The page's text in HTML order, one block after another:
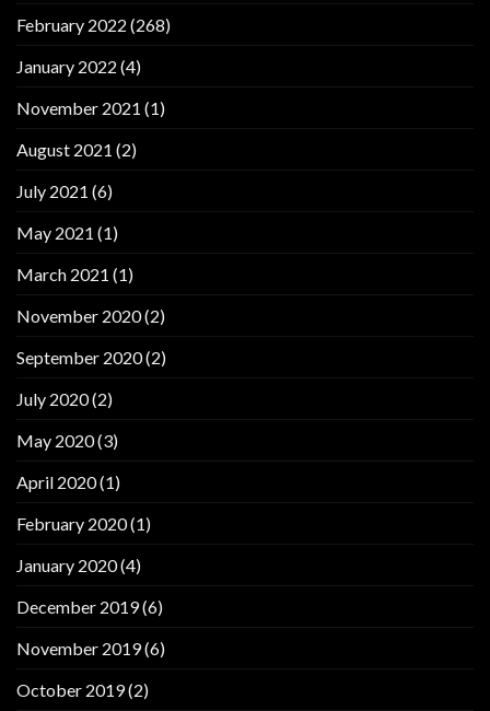
February 2022 (268)
January 2022 (4)
November 2021 (1)
August 2021 (2)
July 2021 (6)
May 2021 (1)
March 2021 (1)
November 2020(2)
September 2020(2)
July 2020(2)
May 2020(3)
April 2020(1)
February 2020(1)
January 2020(4)
December 2019(6)
November 2019(6)
October 2019(2)